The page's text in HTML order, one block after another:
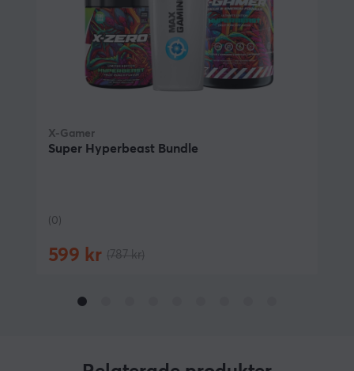
Giftfri plast för daglig användning
Kapacitet på 700 ml för stora drykvolymer
Optimal för träning och återhämtning
Avancerat mixernät för klumpfria drycker
rengöring
Vårt artikelnummer: 12208
X-Gamer
Super Hyperbeast Bundle
(0)
599 kr (787 kr)